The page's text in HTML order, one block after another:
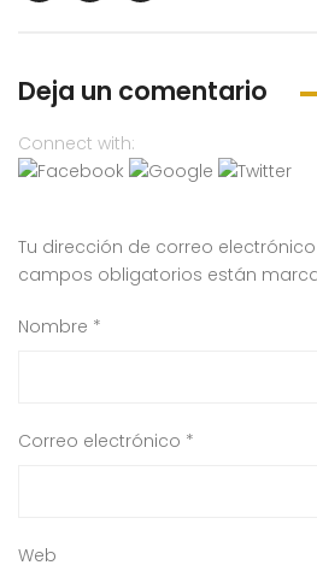
Deja un comentario
Connect with:
Tu dirección de correo
campos obligatorios están
Nombre *
Correo electrónico *
Web